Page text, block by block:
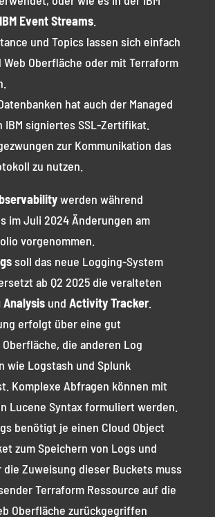
IBM Event Streams.
und Topics lassen sich einfach
Web Oberfläche oder mit Terraform
hat auch der Managed
IBM signiertes SSL-Zertifikat.
zur Kommunikation das
zu nutzen.
werden während
im Juli 2024 Änderungen am
vorgenommen.
soll das neue Logging-System
ab Q2 2025 die veralteten
Analysisund Activity Tracker.
erfolgt über eine gut
die anderen Log
wie Logstash und Splunk
Komplexe Abfragen können mit
Lucene Syntax formuliert werden.
benötigt je einen Cloud Object
zum Speichern von Logs und
die Zuweisung dieser Buckets muss
Terraform Ressource auf die
Oberfläche zurückgegriffen